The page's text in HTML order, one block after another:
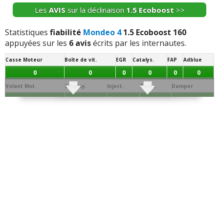
capteurs avant que l'usure ne progresse.
Les AVIS sur la déclinaison 1.5 Ecoboost >>
Statistiques fiabilité Mondeo 41.5 Ecoboost 160
appuyées sur les 6 avisécrits par les internautes.
Casse Moteur Boîte de vit. EGR Catalys. FAP Adblue
0 0 0 0 0 0
Volant Mot. Embray. Inject. Turbo Damper
0 0 0 0 0